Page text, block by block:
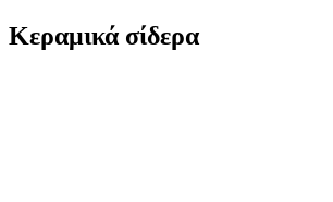
Κεραμικά σίδερα